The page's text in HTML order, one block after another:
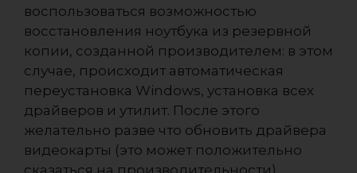
воспользоваться возможностью
восстановления ноутбука из резервной
копии, созданной производителем: в этом
случае, происходит автоматическая
переустановка Windows, установка всех
драйверов и утилит. После этого
желательно разве что обновить драйвера
видеокарты (это может положительно
сказаться на производительности).